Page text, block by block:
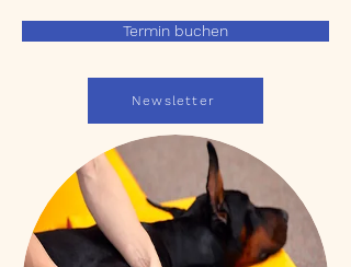
Termin buchen
Newsletter